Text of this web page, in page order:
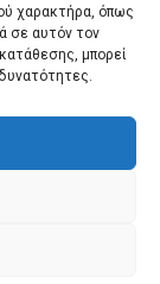
χαρακτήρα, όπως
σε αυτόν τον
μπορεί
ΧΡΗΣΗΣ